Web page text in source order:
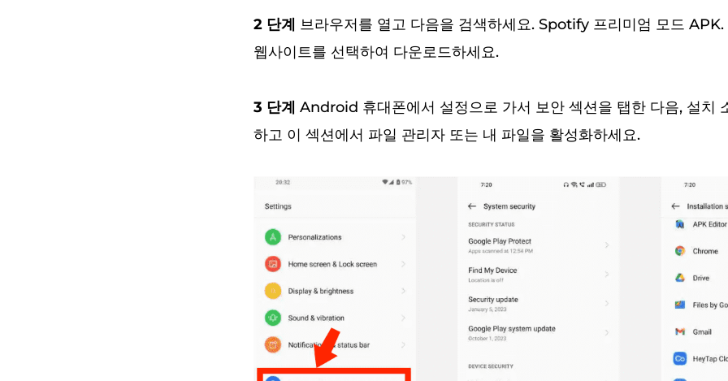
2 단계 브라우저를 열고 다음을 검색하세요. Spotify 프리미엄 모드 APK.
웹사이트를 선택하여 다운로드하세요.
3 단계 Android 휴대폰에서 설정으로 가서 보안 섹션을 탭한 다음, 설치
하고 이 섹션에서 파일 관리자 또는 내 파일을 활성화하세요.